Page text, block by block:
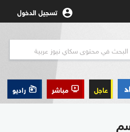
تسجيل الدخول
عاجل مباشر راديو